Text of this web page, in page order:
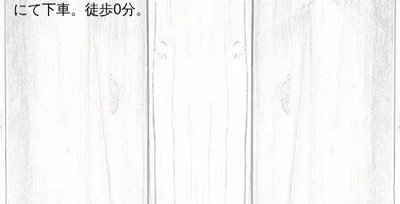
にて下車。徒歩0分。